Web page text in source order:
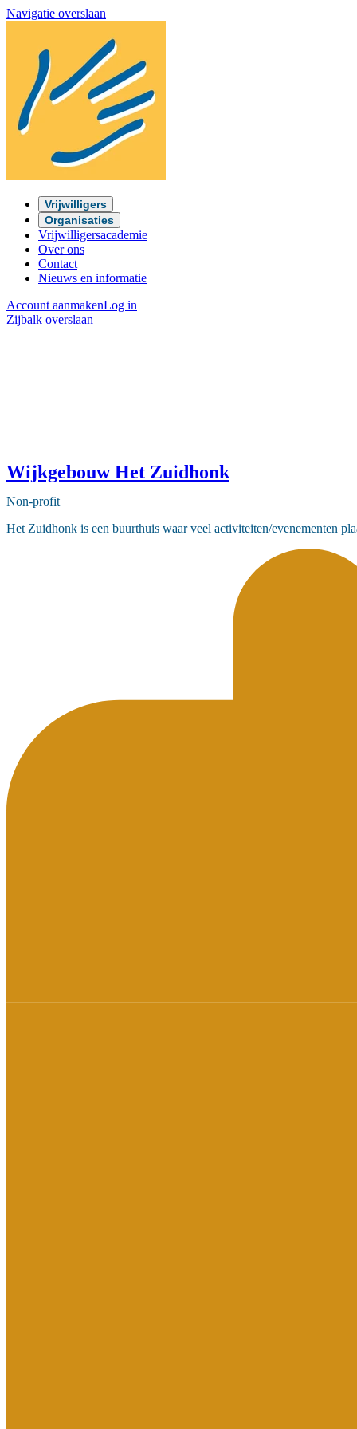
Navigatie overslaan
Vrijwilligers
Organisaties
Vrijwilligersacademie
Over ons
Contact
Nieuws en informatie
Account aanmakenLog in
Zijbalk overslaan
Wijkgebouw Het Zuidhonk
Non-profit
Het Zuidhonk is een buurthuis waar veel activiteiten/evenementen